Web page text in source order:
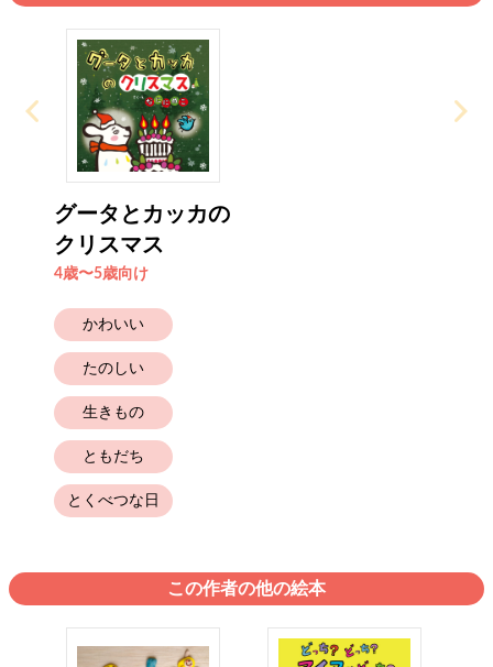
グータとカッカの
クリスマス
4歳〜5歳向け
かわいい
たのしい
生きもの
ともだち
とくべつな日
この作者の他の絵本